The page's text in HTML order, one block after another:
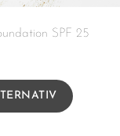
SPF 25